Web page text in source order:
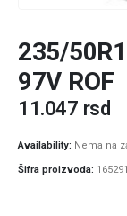
235/
97V ROF
11.047 rsd
Availability: Nema na
Šifra proizvoda: